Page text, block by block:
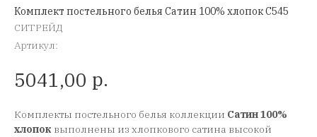
Комплект постельного белья Сатин 100% хлопок C545
СИТРЕЙД
Артикул:
5041,00 р.
Комплекты постельного белья коллекции Сатин 100%
хлопок выполнены из хлопкового сатина высокой